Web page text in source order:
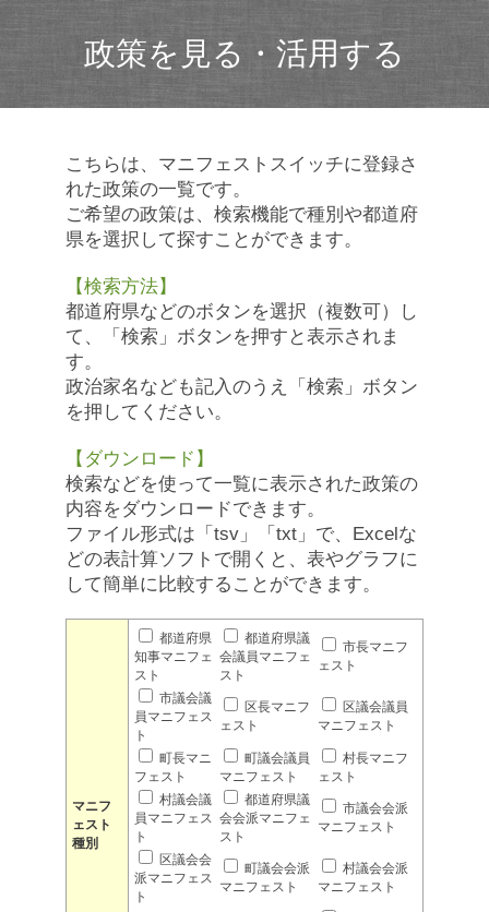
政策を見る・活用する
こちらは、マニフェストスイッチに登録さ
れた政策の一覧です。
ご希望の政策は、検索機能で種別や都道府
県を選択して探すことができます。
【検索方法】
都道府県などのボタンを選択（複数可）し
て、「検索」ボタンを押すと表示されま
す。
政治家名なども記入のうえ「検索」ボタン
を押してください。
【ダウンロード】
検索などを使って一覧に表示された政策の
内容をダウンロードできます。
ファイル形式は「tsv」「txt」で、Excelな
どの表計算ソフトで開くと、表やグラフに
して簡単に比較することができます。
マニフ
ェスト
種別
都道府県
知事マニフェ
スト
都道府県議
会議員マニフェ
スト
市長マニフ
ェスト
市議会議
員マニフェス
ト
区長マニフ
ェスト
区議会議員
マニフェスト
町長マニ
フェスト
町議会議員
マニフェスト
村長マニフ
ェスト
村議会議
員マニフェス
ト
都道府県議
会会派マニフェ
スト
市議会会派
マニフェスト
区議会会
派マニフェス
ト
町議会会派
マニフェスト
村議会会派
マニフェスト